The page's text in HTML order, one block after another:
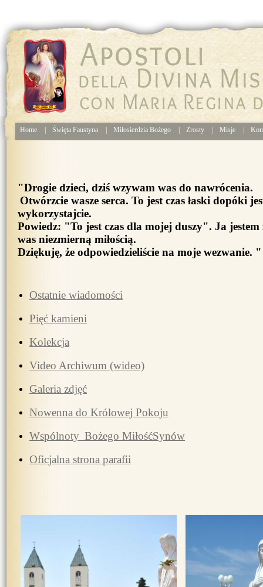
Home Święta Faustyna Miłosierdzia Bożego Zrosty Misje
"Drogie dzieci, dziś wzywam was do nawrócenia.
Otwórzcie wasze serca. To jest czas łaski dopóki
wykorzystajcie.
Powiedz: "To jest czas dla mojej duszy". Ja
was niezmierną miłością.
Dziękuję, że odpowiedzieliście na moje wezwanie. "
Ostatnie wiadomości
Pięć kamieni
Kolekcja
Video Archiwum (wideo)
Galeria zdjęć
Nowenna do Królowej Pokoju
Wspólnoty Bożego MiłośćSynów
Oficjalna strona parafii